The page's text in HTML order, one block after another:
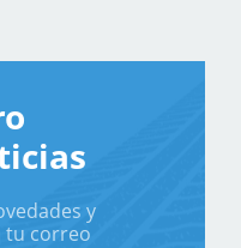
y
tu correo